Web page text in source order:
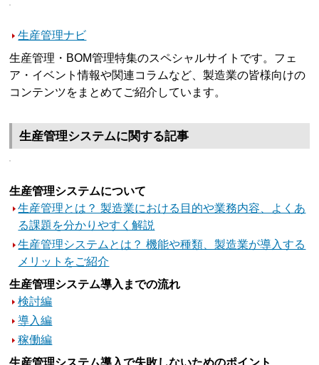
生産管理ナビ
生産管理・BOM管理特集のスペシャルサイトです。フェ
ア・イベント情報や関連コラムなど、製造業の皆様向けの
コンテンツをまとめてご紹介しています。
生産管理システムに関する記事
生産管理システムについて
生産管理とは？ 製造業における目的や業務内容、よくあ
る課題を分かりやすく解説
生産管理システムとは？ 機能や種類、製造業が導入する
メリットをご紹介
生産管理システム導入までの流れ
検討編
導入編
稼働編